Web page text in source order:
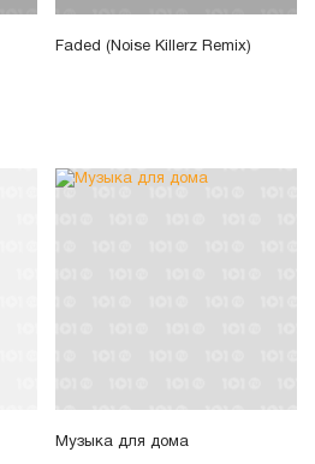
Faded (Noise Killerz Remix)
Музыка для дома